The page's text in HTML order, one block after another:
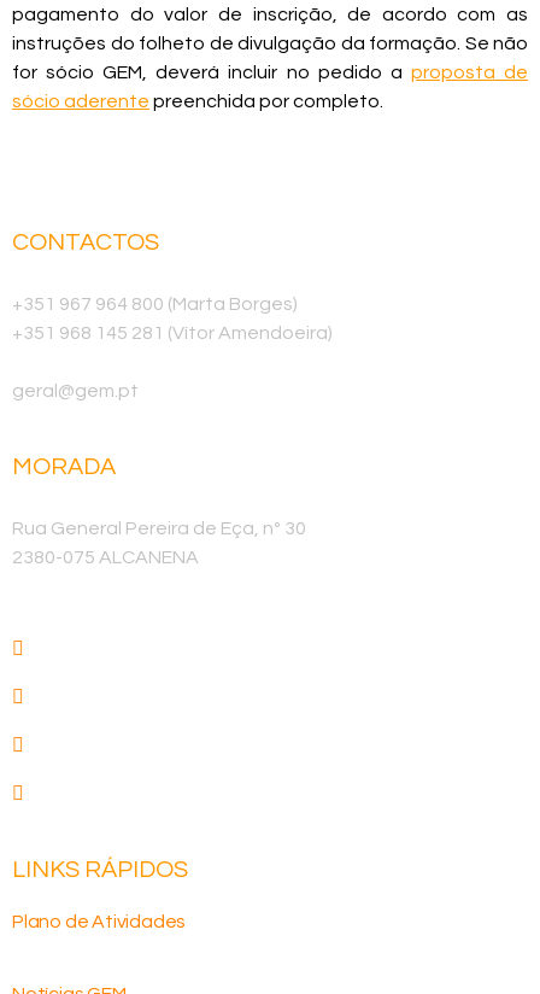
pagamento do valor de inscrição, de acordo com as
instruções do folheto de divulgação da formação. Se não
for sócio GEM, deverá incluir no pedido a proposta de
sócio aderente preenchida por completo.
CONTACTOS
+351 967 964 800 (Marta Borges)
+351 968 145 281 (Vítor Amendoeira)
geral@gem.pt
MORADA
Rua General Pereira de Eça, nº 30
2380-075 ALCANENA
LINKS RÁPIDOS
Plano de Atividades